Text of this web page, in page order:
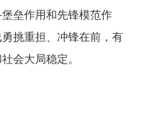
垒作用和先锋模范作
挑重担、冲锋在前，有
会大局稳定。